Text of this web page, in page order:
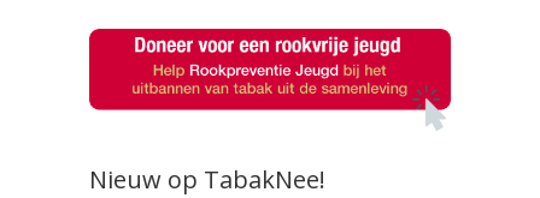
Nieuw op TabakNee!